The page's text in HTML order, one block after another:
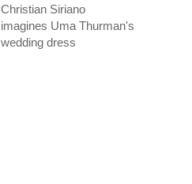
Christian Siriano
imagines Uma Thurman's
wedding dress